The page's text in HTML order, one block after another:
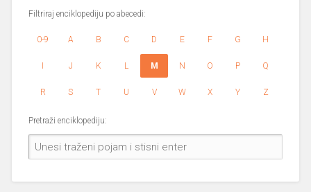
Filtriraj enciklopediju po abecedi:
0-9 A B C D E F G H
I J K L M N O P Q
R S T U V W X Y Z
Pretraži enciklopediju: